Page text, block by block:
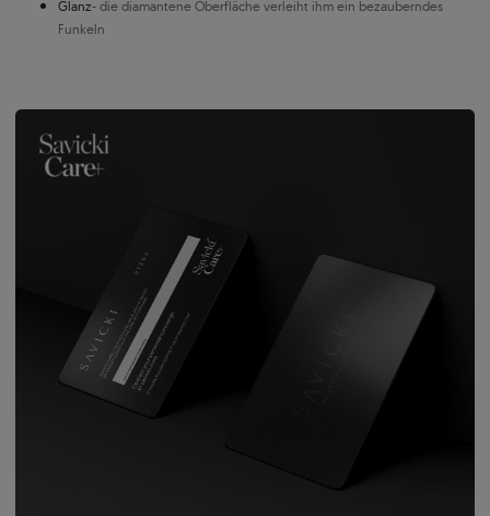
Glanz- die diamantene Oberfläche verleiht ihm ein bezauberndes
Funkeln